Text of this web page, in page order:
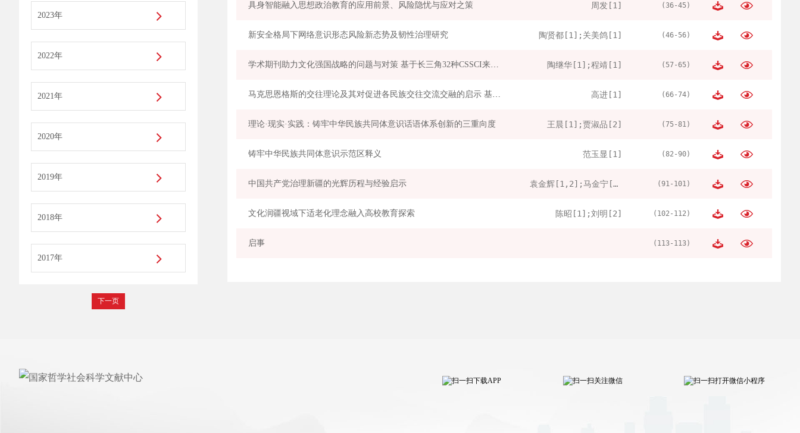
2023年
2022年
2021年
2020年
2019年
2018年
2017年
下一页
具身智能融入思想政治教育的应用前景、风险隐忧与应对之策 周发[1] (36-45)
新安全格局下网络意识形态风险新态势及韧性治理研究 陶贤都[1];关美鸽[1] (46-56)
学术期刊助力文化强国战略的问题与对策 基于长三角32种CSSCI来源期刊的观察 陶继华[1];程靖[1] (57-65)
马克思恩格斯的交往理论及其对促进各民族交往交流交融的启示 基于中华民族共同体建设的视角 高进[1] (66-74)
理论·现实·实践：铸牢中华民族共同体意识话语体系创新的三重向度 王晨[1];贾淑品[2] (75-81)
铸牢中华民族共同体意识示范区释义 范玉显[1] (82-90)
中国共产党治理新疆的光辉历程与经验启示 袁金辉[1,2];马金宁[1] (91-101)
文化润疆视域下适老化理念融入高校教育探索 陈昭[1];刘明[2] (102-112)
启事 (113-113)